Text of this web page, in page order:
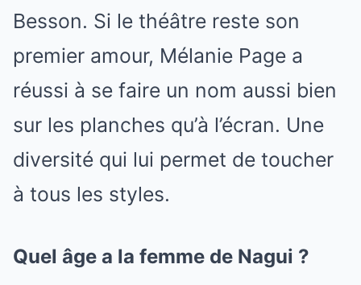
Besson. Si le théâtre reste son
premier amour, Mélanie Page a
réussi à se faire un nom aussi bien
sur les planches qu’à l’écran. Une
diversité qui lui permet de toucher
à tous les styles.
Quel âge a la femme de Nagui ?